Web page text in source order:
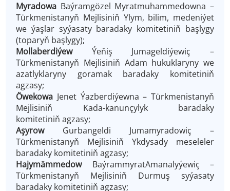
Myradowa Baýramgözel Myratmuhammedowna –
Türkmenistanyň Mejlisiniň Ylym, bilim, medeniýet
we ýaşlar syýasaty baradaky komitetiniň başlygy
(toparyň başlygy);
Mollaberdiýew Ýeňiş Jumageldiýewiç –
Türkmenistanyň Mejlisiniň Adam hukuklaryny we
azatlyklaryny goramak baradaky komitetiniň
agzasy;
Öwekowa Jenet Ýazberdiýewna – Türkmenistanyň
Mejlisiniň Kada-kanunçylyk baradaky
komitetiniň agzasy;
Aşyrow Gurbangeldi Jumamyradowiç –
Türkmenistanyň Mejlisiniň Ykdysady meseleler
baradaky komitetiniň agzasy;
Hajymämmedow BaýrammyratAmanalyýewiç –
Türkmenistanyň Mejlisiniň Durmuş syýasaty
baradaky komitetiniň agzasy;